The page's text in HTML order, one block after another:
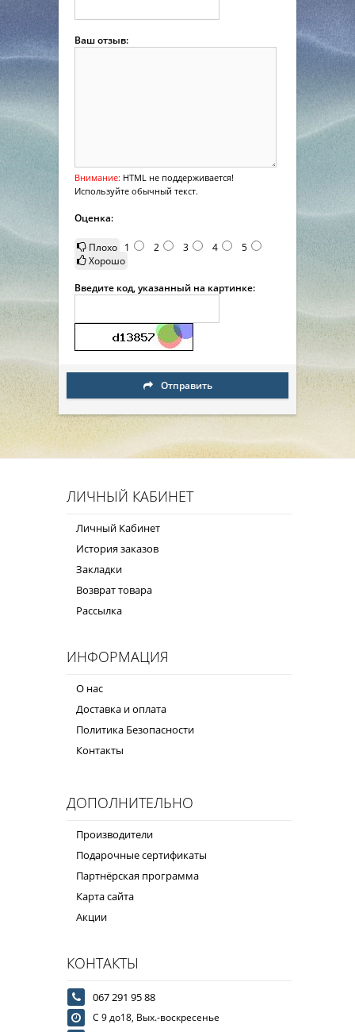
Ваш отзыв:
Внимание: HTML не поддерживается!
Используйте обычный текст.
Оценка:
Плохо 1 2 3 4
5
Хорошо
Введите код, указанный на картинке:
Отправить
ЛИЧНЫЙ КАБИНЕТ
Личный Кабинет
История заказов
Закладки
Возврат товара
Рассылка
ИНФОРМАЦИЯ
О нас
Доставка и оплата
Политика Безопасности
Контакты
ДОПОЛНИТЕЛЬНО
Производители
Подарочные сертификаты
Партнёрская программа
Карта сайта
Акции
КОНТАКТЫ
067 291 95 88
С 9 до18, Вых.-воскресенье